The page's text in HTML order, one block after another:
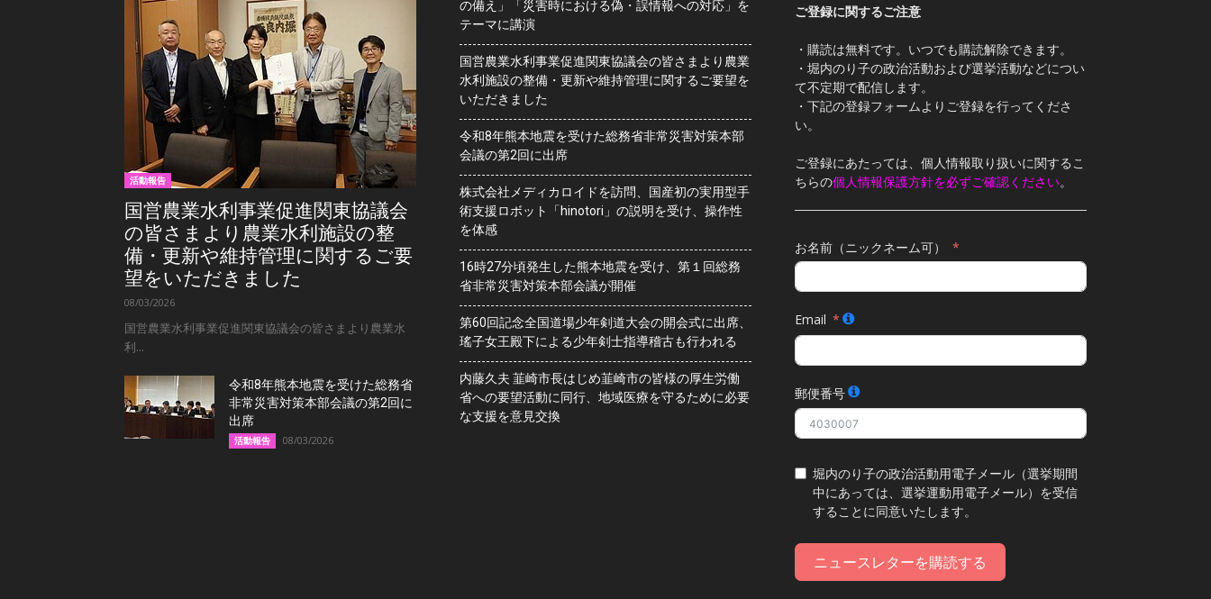
活動報告
国営農業水利事業促進関東協議会
の皆さまより農業水利施設の整
備・更新や維持管理に関するご要
望をいただきました
08/03/2026
国営農業水利事業促進関東協議会の皆さまより農業水
利...
令和8年熊本地震を受けた総務省
非常災害対策本部会議の第2回に
出席
活動報告 08/03/2026
の備え」「災害時における偽・誤情報への対応」を
テーマに講演
国営農業水利事業促進関東協議会の皆さまより農業
水利施設の整備・更新や維持管理に関するご要望を
いただきました
令和8年熊本地震を受けた総務省非常災害対策本部
会議の第2回に出席
株式会社メディカロイドを訪問、国産初の実用型手
術支援ロボット「hinotori」の説明を受け、操作性
を体感
16時27分頃発生した熊本地震を受け、第１回総務
省非常災害対策本部会議が開催
第60回記念全国道場少年剣道大会の開会式に出席、
瑤子女王殿下による少年剣士指導稽古も行われる
内藤久夫 韮崎市長はじめ韮崎市の皆様の厚生労働
省への要望活動に同行、地域医療を守るために必要
な支援を意見交換
ご登録に関するご注意
・購読は無料です。いつでも購読解除できます。
・堀内のり子の政治活動および選挙活動などについ
て不定期で配信します。
・下記の登録フォームよりご登録を行ってくださ
い。
ご登録にあたっては、個人情報取り扱いに関するこ
ちらの個人情報保護方針を必ずご確認ください。
お名前（ニックネーム可）
Email
郵便番号
堀内のり子の政治活動用電子メール（選挙期間
中にあっては、選挙運動用電子メール）を受信
することに同意いたします。
ニュースレターを購読する